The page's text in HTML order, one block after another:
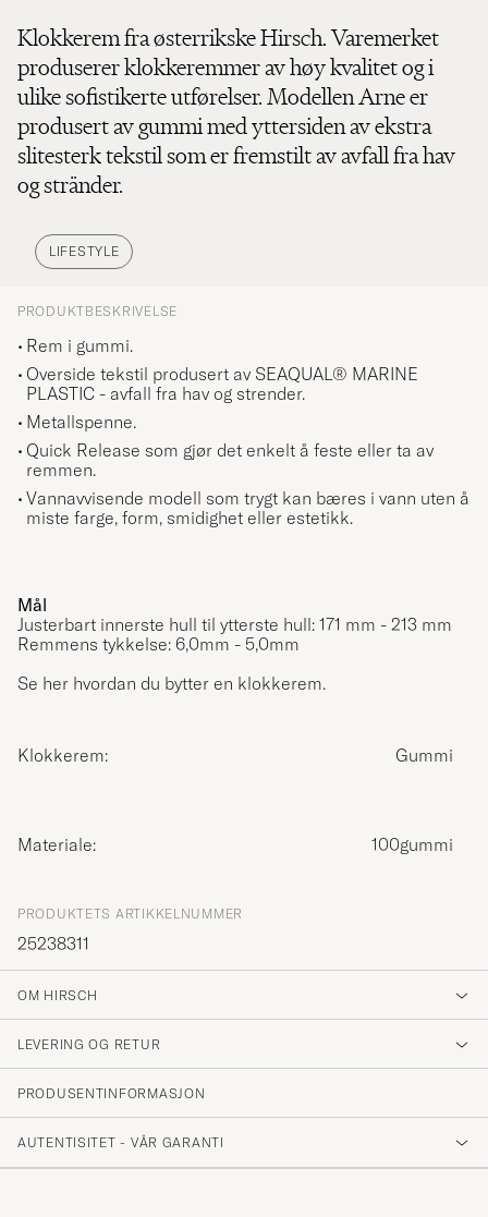
Klokkerem fra østerrikske Hirsch. Varemerket
produserer klokkeremmer av høy kvalitet og i
ulike sofistikerte utførelser. Modellen Arne er
produsert av gummi med yttersiden av ekstra
slitesterk tekstil som er fremstilt av avfall fra hav
og stränder.
LIFESTYLE
PRODUKTBESKRIVELSE
Rem i gummi.
Overside tekstil produsert av SEAQUAL® MARINE
PLASTIC - avfall fra hav og strender.
Metallspenne.
Quick Release som gjør det enkelt å feste eller ta av
remmen.
Vannavvisende modell som trygt kan bæres i vann uten å
miste farge, form, smidighet eller estetikk.
Mål
Justerbart innerste hull til ytterste hull: 171 mm - 213 mm
Remmens tykkelse: 6,0mm - 5,0mm
Se her hvordan du bytter en klokkerem.
Klokkerem: Gummi
Materiale: 100gummi
PRODUKTETS ARTIKKELNUMMER
25238311
OM HIRSCH
LEVERING OG RETUR
PRODUSENTINFORMASJON
AUTENTISITET - VÅR GARANTI